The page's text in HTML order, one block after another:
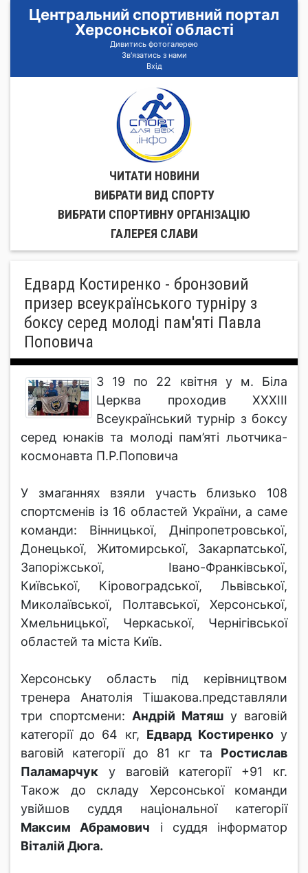
Центральний спортивний портал
Херсонської області
Дивитись фотогалерею
Зв'язатись з нами
Вхід
ЧИТАТИ НОВИНИ
ВИБРАТИ ВИД СПОРТУ
ВИБРАТИ СПОРТИВНУ ОРГАНIЗАЦIЮ
ГАЛЕРЕЯ СЛАВИ
Едвард Костиренко - бронзовий
призер всеукраїнського турніру з
боксу серед молоді пам'яті Павла
Поповича
З 19 по 22 квітня у м. Біла
Церква проходив ХХХІІІ
Всеукраїнський турнір з боксу
серед юнаків та молоді пам’яті льотчика-
космонавта П.Р.Поповича
У змаганнях взяли участь близько 108
спортсменів із 16 областей України, а саме
команди: Вінницької, Дніпропетровської,
Донецької, Житомирської, Закарпатської,
Запоріжської, Івано-Франківської,
Київської, Кіровоградської, Львівської,
Миколаївської, Полтавської, Херсонської,
Хмельницької, Черкаської, Чернігівської
областей та міста Київ.
Херсонську область під керівництвом
тренера Анатолія Тішакова.представляли
три спортсмени: Андрій Матяш у ваговій
категорії до 64 кг, Едвард Костиренкоу
ваговій категорії до 81 кг та Ростислав
Паламарчук у ваговій категорії +91 кг.
Також до складу Херсонської команди
увійшов суддя національної категорії
Максим Абрамович і суддя інформатор
Віталій Дюга.